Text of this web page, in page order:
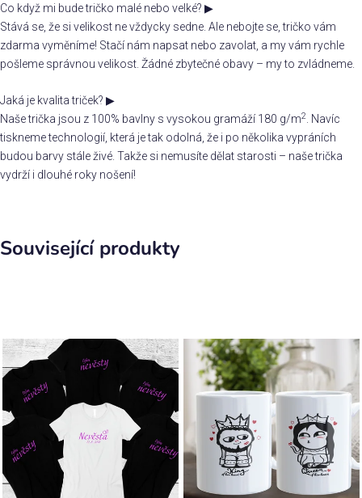
Co když mi bude tričko malé nebo velké? ▶
Stává se, že si velikost ne vždycky sedne. Ale nebojte se, tričko vám
zdarma vyměníme! Stačí nám napsat nebo zavolat, a my vám rychle
pošleme správnou velikost. Žádné zbytečné obavy – my to zvládneme.
Jaká je kvalita triček? ▶
Naše trička jsou z 100% bavlny s vysokou gramáží 180 g/m2
. Navíc
tiskneme technologií, která je tak odolná, že i po několika vypráních
budou barvy stále živé. Takže si nemusíte dělat starosti – naše trička
vydrží i dlouhé roky nošení!
Související produkty